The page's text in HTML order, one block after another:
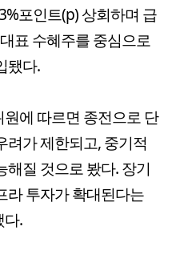
포인트(p) 상회하며 급
표 수혜주를 중심으로
됐다.
에 따르면 종전으로 단
려가 제한되고, 중기적
질 것으로 봤다. 장기
라 투자가 확대된다는
다.